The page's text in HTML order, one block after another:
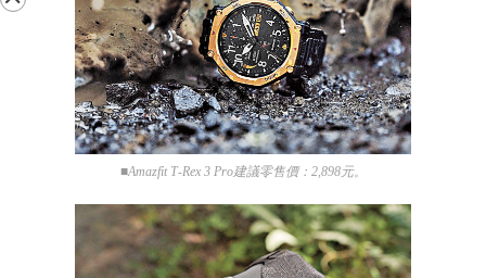
■Amazfit T‑Rex 3 Pro建議零售價：2,898元。